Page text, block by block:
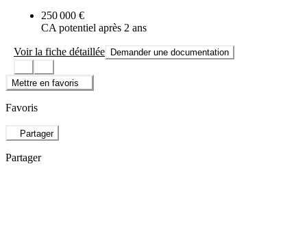
250 000 €
CA potentiel après 2 ans
Voir la fiche détaillée Demander une documentation
Mettre en favoris
Favoris
Partager
Partager